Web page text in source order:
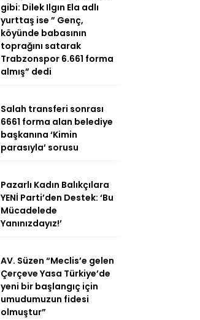
gibi: Dilek Ilgın Ela adlı
yurttaş ise ” Genç,
köyünde babasının
toprağını satarak
Trabzonspor 6.661 forma
almış” dedi
Salah transferi sonrası
6661 forma alan belediye
başkanına ‘Kimin
parasıyla’ sorusu
Pazarlı Kadın Balıkçılara
YENİ Parti’den Destek: ‘Bu
Mücadelede
Yanınızdayız!’
AV. Süzen “Meclis’e gelen
Çerçeve Yasa Türkiye’de
yeni bir başlangıç için
umudumuzun fidesi
olmuştur”